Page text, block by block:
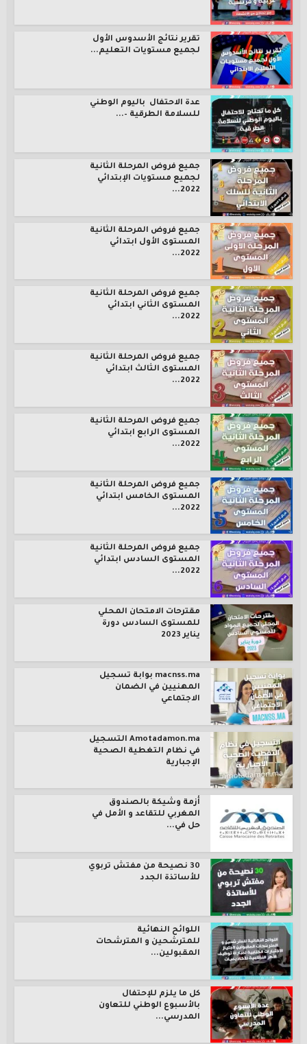
تقرير نتائج الأسدوس الأول
لجميع مستويات التعليم...
عدة الاحتفال باليوم الوطني
للسلامة الطرقية –...
جميع فروض المرحلة الثانية
لجميع مستويات الإبتدائي
2022...
جميع فروض المرحلة الثانية
المستوى الأول ابتدائي
2022...
جميع فروض المرحلة الثانية
المستوى الثاني ابتدائي
2022...
جميع فروض المرحلة الثانية
المستوى الثالث ابتدائي
2022...
جميع فروض المرحلة الثانية
المستوى الرابع ابتدائي
2022...
جميع فروض المرحلة الثانية
المستوى الخامس ابتدائي
2022...
جميع فروض المرحلة الثانية
المستوى السادس ابتدائي
2022...
مقترحات الامتحان المحلي
للمستوى السادس دورة
يناير 2023
macnss.ma بوابة تسجيل
المهنيين في الضمان
الاجتماعي
Amotadamon.ma التسجيل
في نظام التغطية الصحية
الإجبارية
أزمة وشيكة بالصندوق
المغربي للتقاعد و الأمل في
حل في...
30 نصيحة من مفتش تربوي
للأساتذة الجدد
اللوائح النهائية
للمترشحين و المترشحات
المقبولين...
كل ما يلزم للإحتفال
بالأسبوع الوطني للتعاون
المدرسي...